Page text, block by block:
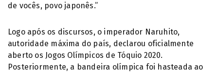
de vocês, povo japonês.”
Logo após os discursos, o imperador Naruhito,
autoridade máxima do país, declarou oficialmente
aberto os Jogos Olímpicos de Tóquio 2020.
Posteriormente, a bandeira olímpica foi hasteada ao